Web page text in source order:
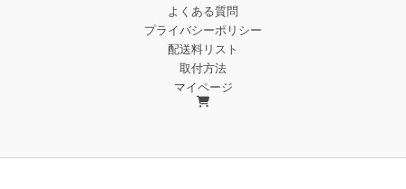
よくある質問
プライバシーポリシー
配送料リスト
取付方法
マイページ